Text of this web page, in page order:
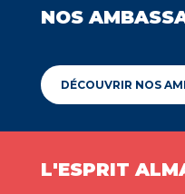
NOS
DÉCOUVRIR NOS
L'ESPRIT